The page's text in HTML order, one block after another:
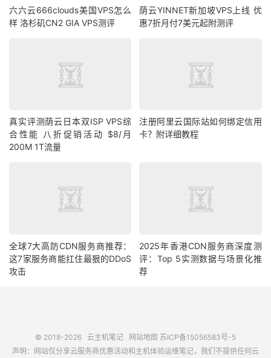
六六云666clouds美国VPS怎么
样 洛杉矶CN2 GIA VPS测评
荫云YINNET新加坡VPS上线 优
惠7折月付7美元起附测评
真实评测荫云日本双ISP VPS综
合性能 八折促销活动 $8/月
200M 1T流量
注册阿里云国际站如何绑定信用
卡？附详细教程
全球7大高防CDN服务商推荐：
这7家服务商能扛住最狠的DDoS
攻击
2025年香港CDN服务商深度测
评：Top 5实测数据与场景化推
荐
© 2018-2026 云主机笔记 网站地图 苏ICP备15056583号-5
声明：网站仅分享云服务商优惠活动和主机体验运维笔记，我们不提供任何云